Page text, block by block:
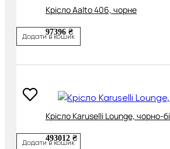
Крісло Aalto 406, чорне
97396 ₴
Додати в кошик
Крісло Karuselli Lounge, чорно-
493012 ₴
Додати в кошик